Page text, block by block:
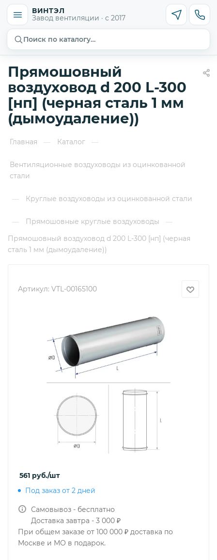
ВИНТЭЛ
Завод вентиляции · с 2017
Поиск по каталогу…
Прямошовный
воздуховод d 200 L-300
[нп] (черная сталь 1 мм
(дымоудаление))
Главная — Каталог —
Вентиляционные воздуховоды из оцинкованной
стали
— Круглые воздуховоды из оцинкованной стали
— Прямошовные круглые воздуховоды
—
Прямошовный воздуховод d 200 L-300 [нп] (черная
сталь 1 мм (дымоудаление))
Артикул: VTL-00165100
561 руб./шт
Под заказ от 2 дней
Самовывоз - бесплатно
Доставка завтра - 3 000 ₽
При общем заказе от 100 000 ₽ доставка по
Москве и МО в подарок.